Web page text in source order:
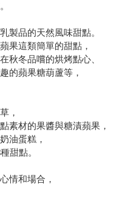
製品的天然風味甜點。
果這類簡單的甜點，
秋冬品嚐的烘烤點心、
的蘋果糖葫蘆等，
，
素材的果醬與糖漬蘋果，
油蛋糕，
甜點。
情和場合，